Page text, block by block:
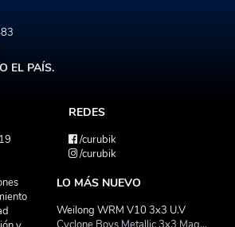
EL PAÍS.
REDES
/curubik
/curubik
LO MÁS NUEVO
Weilong WRM V10 3x3 U.V